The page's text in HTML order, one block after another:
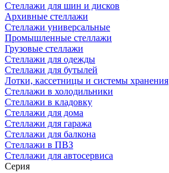
Стеллажи для шин и дисков
Архивные стеллажи
Стеллажи универсальные
Промышленные стеллажи
Грузовые стеллажи
Стеллажи для одежды
Стеллажи для бутылей
Лотки, кассетницы и системы хранения
Стеллажи в холодильники
Стеллажи в кладовку
Стеллажи для дома
Стеллажи для гаража
Стеллажи для балкона
Стеллажи в ПВЗ
Стеллажи для автосервиса
Серия